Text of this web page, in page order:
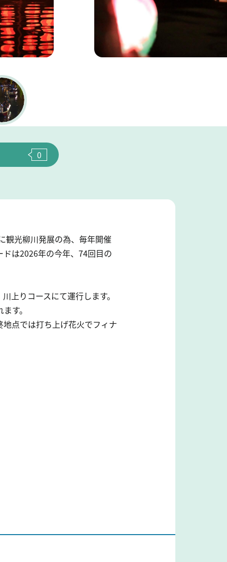
0
観光柳川発展の為、毎年開催
は2026年の今年、74回目の
上りコースにて運行します。
す。
点では打ち上げ花火でフィナ